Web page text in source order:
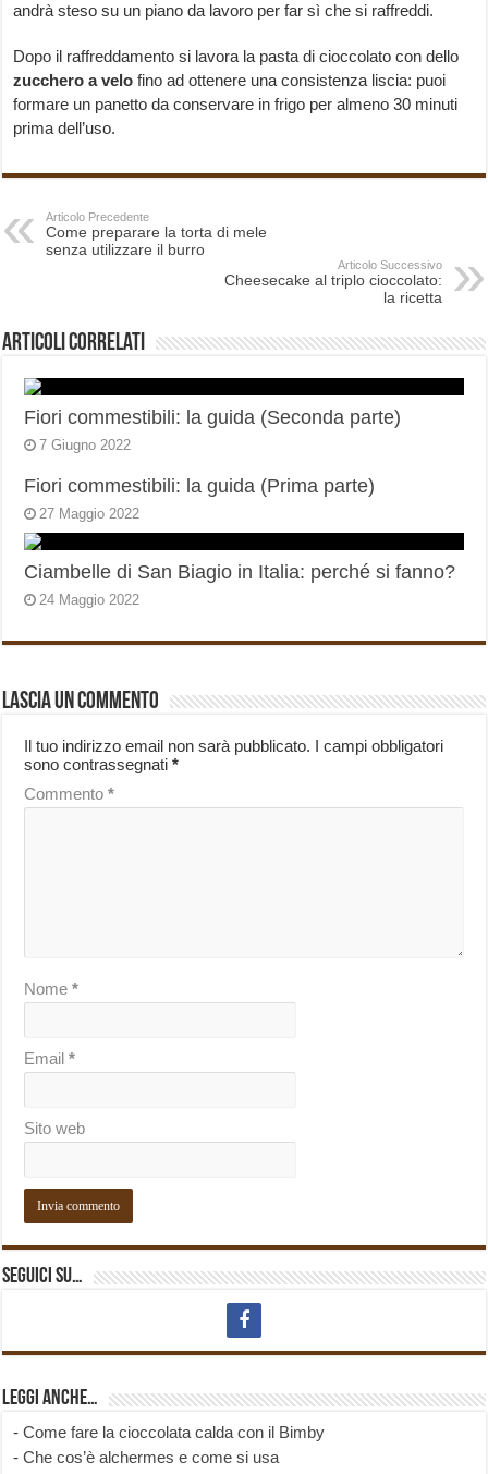
andrà steso su un piano da lavoro per far sì che si raffreddi.
Dopo il raffreddamento si lavora la pasta di cioccolato con dello
zucchero a velo fino ad ottenere una consistenza liscia: puoi
formare un panetto da conservare in frigo per almeno 30 minuti
prima dell’uso.
Articolo Precedente
Come preparare la torta di mele
senza utilizzare il burro
Articolo Successivo
Cheesecake al triplo cioccolato:
la ricetta
Articoli correlati
Fiori commestibili: la guida (Seconda parte)
7 Giugno 2022
Fiori commestibili: la guida (Prima parte)
27 Maggio 2022
Ciambelle di San Biagio in Italia: perché si fanno?
24 Maggio 2022
Lascia un commento
Il tuo indirizzo email non sarà pubblicato. I campi obbligatori
sono contrassegnati*
Commento*
Nome*
Email*
Sito web
Seguici su…
Leggi anche…
-Come fare la cioccolata calda con il Bimby
-Che cos’è alchermes e come si usa